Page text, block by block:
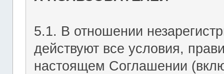
5.1. В отношении
действуют все условия,
настоящем Соглашении